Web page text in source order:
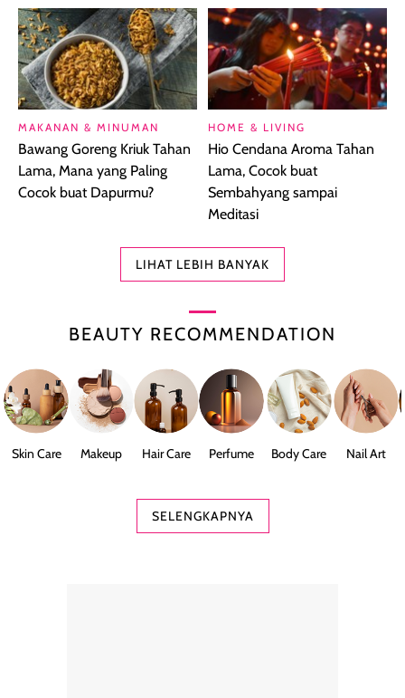
MAKANAN & MINUMAN
Bawang Goreng Kriuk Tahan
Lama, Mana yang Paling
Cocok buat Dapurmu?
HOME & LIVING
Hio Cendana Aroma Tahan
Lama, Cocok buat
Sembahyang sampai
Meditasi
LIHAT LEBIH BANYAK
BEAUTY RECOMMENDATION
Skin Care Makeup Hair Care Perfume Body Care Nail Art
SELENGKAPNYA